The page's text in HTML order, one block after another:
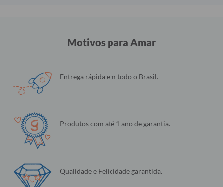
Motivos para Amar
Entrega rápida em todo o Brasil.
Produtos com até 1 ano de garantia.
Qualidade e Felicidade garantida.